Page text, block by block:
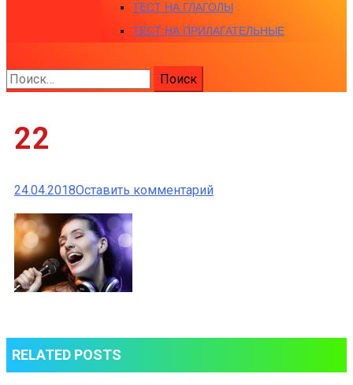
ТЕСТ НА ГЛАГОЛЫ
ТЕСТ НА ПРИЛАГАТЕЛЬНЫЕ
Найти:
22
24.04.2018Оставить комментарийк
RELATED POSTS